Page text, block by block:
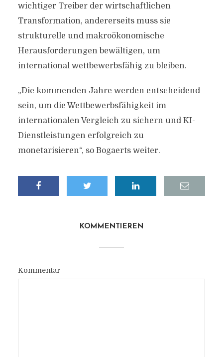
wichtiger Treiber der wirtschaftlichen
Transformation, andererseits muss sie
strukturelle und makroökonomische
Herausforderungen bewältigen, um
international wettbewerbsfähig zu bleiben.
„Die kommenden Jahre werden entscheidend
sein, um die Wettbewerbsfähigkeit im
internationalen Vergleich zu sichern und KI-
Dienstleistungen erfolgreich zu
monetarisieren“, so Bogaerts weiter.
KOMMENTIEREN
Kommentar